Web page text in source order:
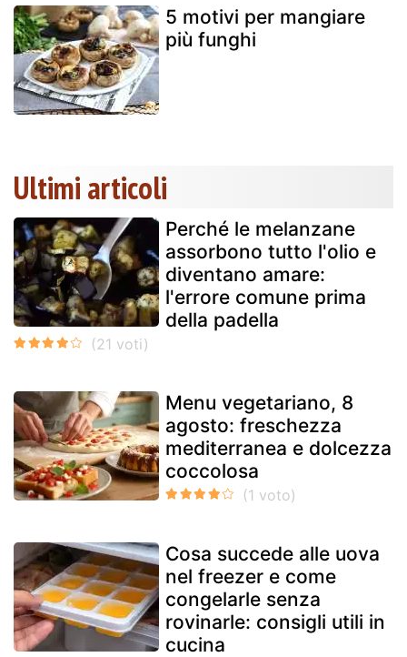
5 motivi per mangiare
più funghi
Ultimi articoli
Perché le melanzane
assorbono tutto l'olio e
diventano amare:
l'errore comune prima
della padella
Menu vegetariano, 8
agosto: freschezza
mediterranea e dolcezza
coccolosa
Cosa succede alle uova
nel freezer e come
congelarle senza
rovinarle: consigli utili in
cucina